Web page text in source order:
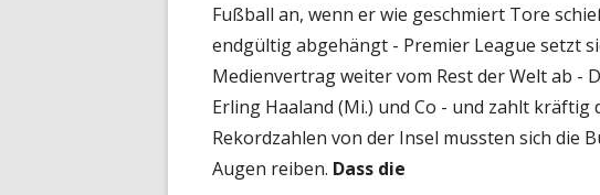
Fußball an, wenn er wie geschmiert Tore
endgültig abgehängt - Premier League setzt
Medienvertrag weiter vom Rest der Welt ab -
Erling Haaland (Mi.) und Co - und zahlt
Rekordzahlen von der Insel mussten sich die
Augen reiben. Dass die